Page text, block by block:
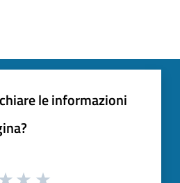
le informazioni